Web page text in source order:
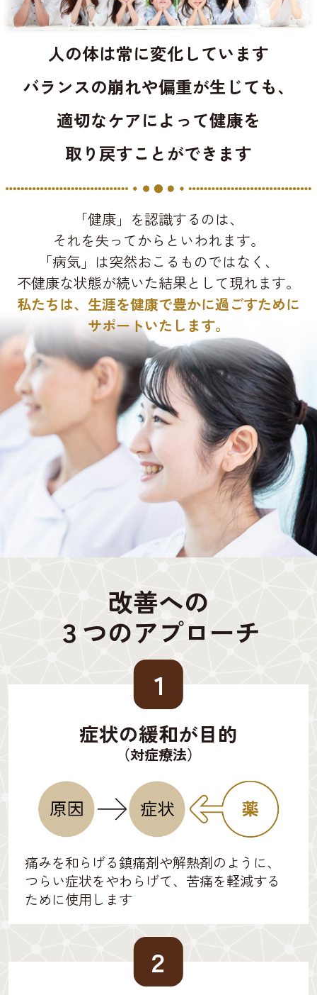
人の体は常に変化しています
バランスの崩れや偏重が生じても、
適切なケアによって健康を
取り戻すことができます
「健康」を認識するのは、
それを失ってからといわれます。
「病気」は突然おこるものではなく、
不健康な状態が続いた結果として現れます。
私たちは、生涯を健康で豊かに過ごすために
サポートいたします。
改善への
３つのアプローチ
１
症状の緩和が目的
（対症療法）
痛みを和らげる鎮痛剤や解熱剤のように、
つらい症状をやわらげて、苦痛を軽減する
ために使用します
２